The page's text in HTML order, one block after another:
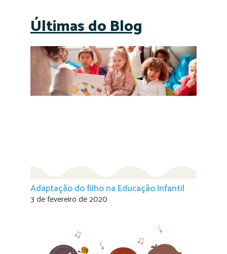
Últimas do Blog
Adaptação do filho na Educação Infantil
3 de fevereiro de 2020